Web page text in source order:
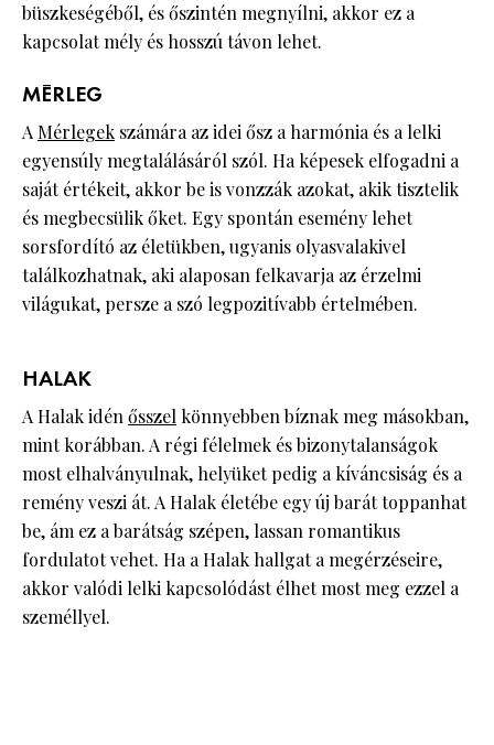
büszkeségéből, és őszintén megnyílni, akkor ez a
kapcsolat mély és hosszú távon lehet.
MÉRLEG
A Mérlegek számára az idei ősz a harmónia és a lelki
egyensúly megtalálásáról szól. Ha képesek elfogadni a
saját értékeit, akkor be is vonzzák azokat, akik tisztelik
és megbecsülik őket. Egy spontán esemény lehet
sorsfordító az életükben, ugyanis olyasvalakivel
találkozhatnak, aki alaposan felkavarja az érzelmi
világukat, persze a szó legpozitívabb értelmében.
HALAK
A Halak idénősszel könnyebben bíznak meg másokban,
mint korábban. A régi félelmek és bizonytalanságok
most elhalványulnak, helyüket pedig a kíváncsiság és a
remény veszi át. A Halak életébe egy új barát toppanhat
be, ám ez a barátság szépen, lassan romantikus
fordulatot vehet. Ha a Halak hallgat a megérzéseire,
akkor valódi lelki kapcsolódást élhet most meg ezzel a
személlyel.